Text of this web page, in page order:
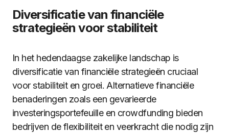
Diversificatie van financiële
strategieën voor stabiliteit
In het hedendaagse zakelijke landschap is
diversificatie van financiële strategieën cruciaal
voor stabiliteit en groei. Alternatieve financiële
benaderingen zoals een gevarieerde
investeringsportefeuille en crowdfunding bieden
bedrijven de flexibiliteit en veerkracht die nodig zijn